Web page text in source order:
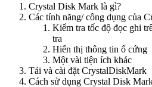
Crystal Disk Mark là gì?
Các tính năng/ công dụng của
Kiểm tra tốc độ đọc ghi
tra
Hiển thị thông tin ổ cứng
Một vài tiện ích khác
Tải và cài đặt CrystalDiskMark
Cách sử dụng Crystal Disk